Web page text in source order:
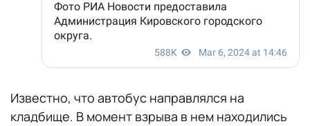
Известно, что автобус направлялся на
кладбище. В момент взрыва в нем находились